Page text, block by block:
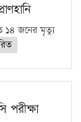
১৪ জনের মৃত্যু